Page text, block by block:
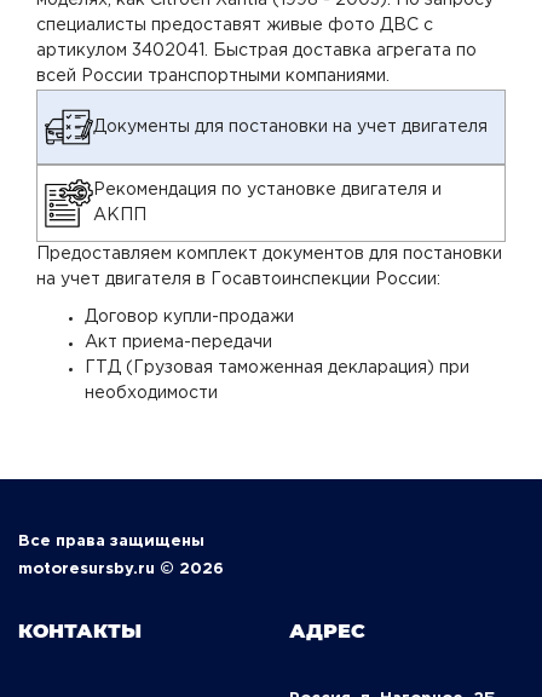
специалисты предоставят живые фото ДВС с
артикулом 3402041. Быстрая доставка агрегата по
всей России транспортными компаниями.
Документы для постановки на учет двигателя
Рекомендация по установке двигателя и
АКПП
Предоставляем комплект документов для постановки
на учет двигателя в Госавтоинспекции России:
Договор купли-продажи
Акт приема-передачи
ГТД (Грузовая таможенная декларация) при
необходимости
Все права защищены
motoresursby.ru © 2026
КОНТАКТЫ АДРЕС